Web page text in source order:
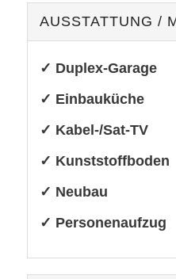
AUSSTATTUNG /
✓ Duplex-Garage
✓ Einbauküche
✓ Kabel-/Sat-TV
✓ Kunststoffboden
✓ Neubau
✓ Personenaufzug